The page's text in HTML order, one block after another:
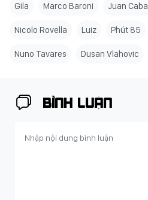
Gila Marco Baroni Juan Cabal
Nicolo Rovella Luiz Phút 85
Nuno Tavares Dusan Vlahovic
BÌNH LUẬN